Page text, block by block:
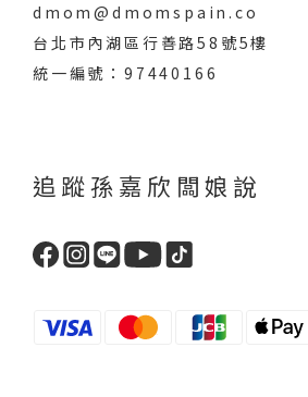
dmom@dmomspain.co
台北市內湖區行善路58號5樓
統一編號：97440166
追蹤孫嘉欣闆娘說